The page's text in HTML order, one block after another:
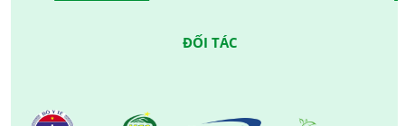
ĐỐI TÁC